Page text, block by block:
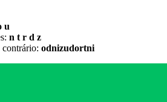
u
n t r d z
contrário: odnizudortni